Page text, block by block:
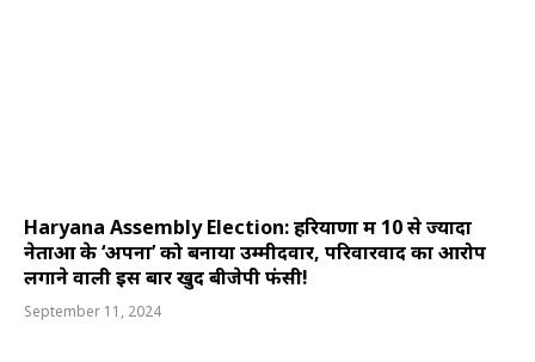
Haryana Assembly Election: हरियाणा में 10 से ज्यादा
नेताओं के ‘अपनों’ को बनाया उम्मीदवार, परिवारवाद का आरोप
लगाने वाली इस बार खुद बीजेपी फंसी!
September 11, 2024